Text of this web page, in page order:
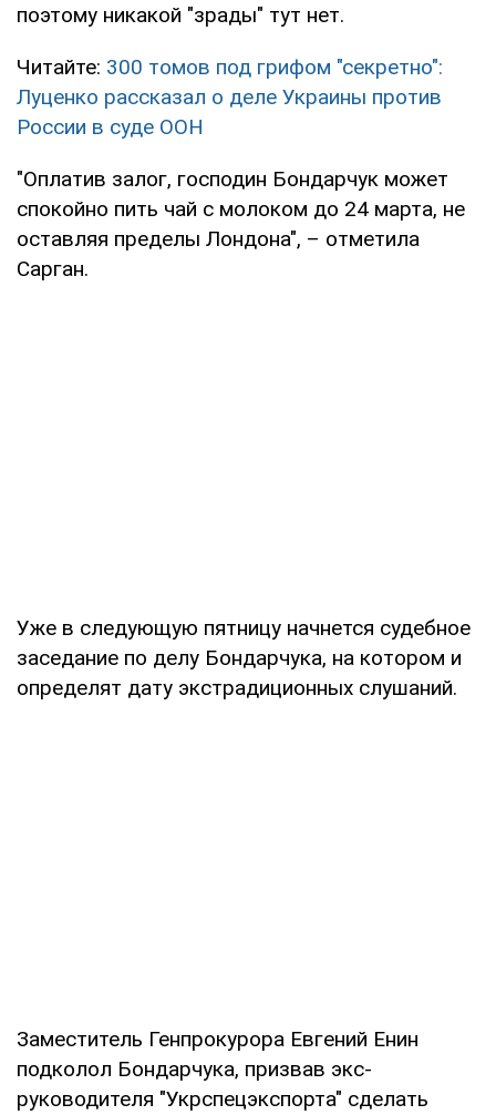
поэтому никакой "зрады" тут нет.
Читайте: 300 томов под грифом "секретно":
Луценко рассказал о деле Украины против
России в суде ООН
"Оплатив залог, господин Бондарчук может
спокойно пить чай с молоком до 24 марта, не
оставляя пределы Лондона", – отметила
Сарган.
Уже в следующую пятницу начнется судебное
заседание по делу Бондарчука, на котором и
определят дату экстрадиционных слушаний.
Заместитель Генпрокурора Евгений Енин
подколол Бондарчука, призвав экс-
руководителя "Укрспецэкспорта" сделать